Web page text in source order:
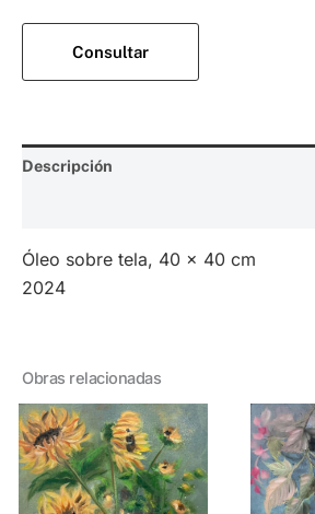
Consultar
Descripción
Óleo sobre tela, 40 x 40 cm
2024
Obras relacionadas